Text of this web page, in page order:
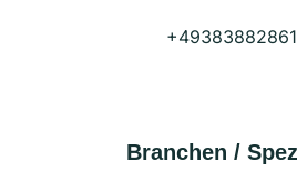
Branchen /